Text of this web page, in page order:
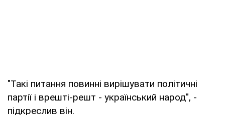
"Такі питання повинні вирішувати політичні
партії і врешті-решт - український народ", -
підкреслив він.